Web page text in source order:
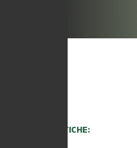
CARATTERISTICHE: